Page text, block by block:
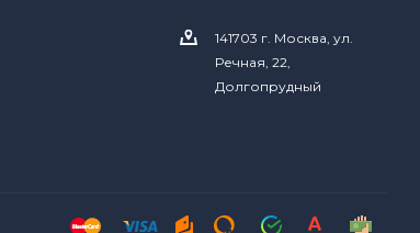
141703 г. Москва, ул.
Речная, 22,
Долгопрудный